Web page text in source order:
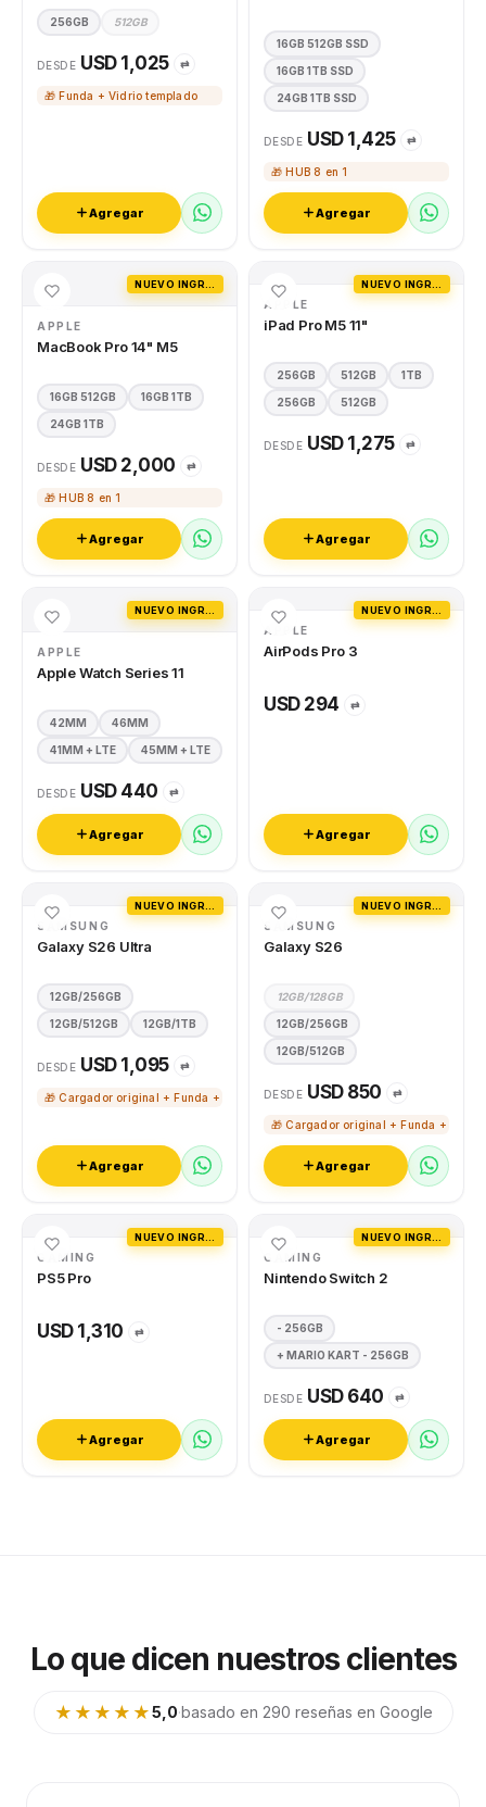
256GB 512GB
DESDE USD 1,025 ⇄
🎁 Funda + Vidrio templado
Agregar
16GB 512GB SSD
16GB 1TB SSD
24GB 1TB SSD
DESDE USD 1,425 ⇄
🎁 HUB 8 en 1
Agregar
APPLE
MacBook Pro 14" M5
16GB 512GB 16GB 1TB
24GB 1TB
DESDE USD 2,000 ⇄
🎁 HUB 8 en 1
Agregar
APPLE
iPad Pro M5 11"
256GB 512GB 1TB
256GB 512GB
DESDE USD 1,275 ⇄
Agregar
APPLE
Apple Watch Series 11
42MM 46MM
41MM + LTE 45MM + LTE
DESDE USD 440 ⇄
Agregar
APPLE
AirPods Pro 3
USD 294 ⇄
Agregar
SAMSUNG
Galaxy S26 Ultra
12GB/256GB
12GB/512GB 12GB/1TB
DESDE USD 1,095 ⇄
🎁 Cargador original + Funda + Vidrio templado
Agregar
SAMSUNG
Galaxy S26
12GB/128GB
12GB/256GB
12GB/512GB
DESDE USD 850 ⇄
🎁 Cargador original + Funda +
Agregar
GAMING
PS5 Pro
USD 1,310 ⇄
Agregar
GAMING
Nintendo Switch 2
- 256GB
+ MARIO KART - 256GB
DESDE USD 640 ⇄
Agregar
Lo que dicen nuestros clientes
★★★★★5,0·basado en 290 reseñas en Google